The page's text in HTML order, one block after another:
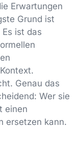
Erwartungen
Grund ist
ist das
Genau das
Wer sie
einen
ersetzen kann.